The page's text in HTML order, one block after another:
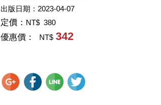
出版日期： 2023-04-07
定價： NT$ 380
優惠價： NT$ 342